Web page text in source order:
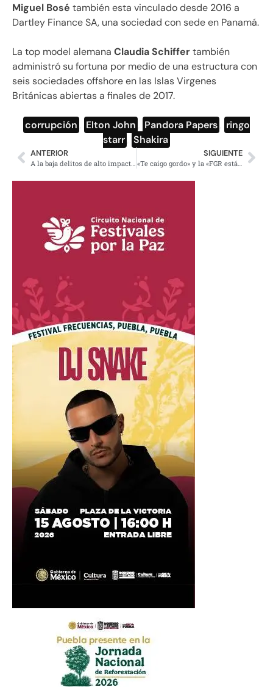
Miguel Bosé también esta vinculado desde 2016 a
Dartley Finance SA, una sociedad con sede en Panamá.
La top model alemana Claudia Schiffertambién
administró su fortuna por medio de una estructura con
seis sociedades offshore en las Islas Virgenes
Británicas abiertas a finales de 2017.
corrupción Elton John Pandora Papers
ringo
starr
Shakira
ANTERIOR SIGUIENTE
«Te caigo gordo» y la «FGR está ardida», los argumentos de Anaya en su defensa